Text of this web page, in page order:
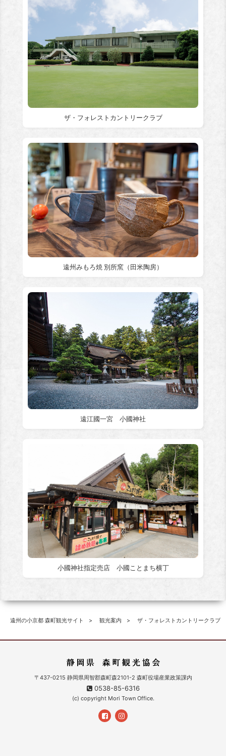
ザ・フォレストカントリークラブ
遠州みもろ焼 別所窯（田米陶房）
遠江國一宮 小國神社
小國神社指定売店 小國ことまち横丁
遠州の小京都 森町観光サイト 観光案内 ザ・フォレストカントリークラブ
〒437-0215 静岡県周智郡森町森2101-2 森町役場産業政策課内
0538-85-6316
(c) copyright Mori Town Office.